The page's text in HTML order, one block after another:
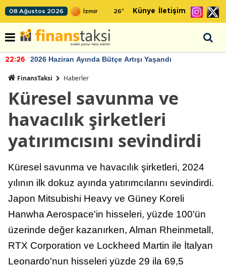
08 Ağustos 2026 26° Künye İletişim
22:26 2026 Haziran Ayında Bütçe Artışı Yaşandı
FinansTaksi Haberler
Küresel savunma ve
havacılık şirketleri
yatırımcısını sevindirdi
Küresel savunma ve havacılık şirketleri, 2024
yılının ilk dokuz ayında yatırımcılarını sevindirdi.
Japon Mitsubishi Heavy ve Güney Koreli
Hanwha Aerospace'in hisseleri, yüzde 100'ün
üzerinde değer kazanırken, Alman Rheinmetall,
RTX Corporation ve Lockheed Martin ile İtalyan
Leonardo'nun hisseleri yüzde 29 ila 69,5